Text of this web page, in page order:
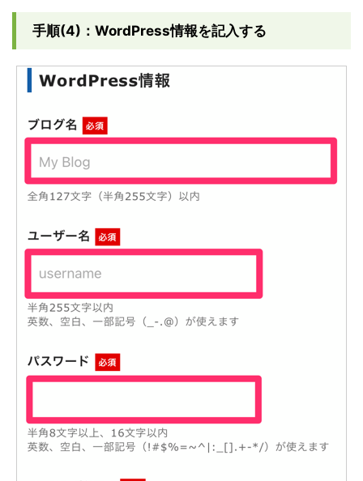
手順(4)：WordPress情報を記入する